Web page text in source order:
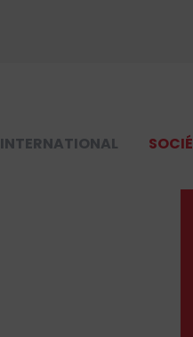
INTERNATIONAL